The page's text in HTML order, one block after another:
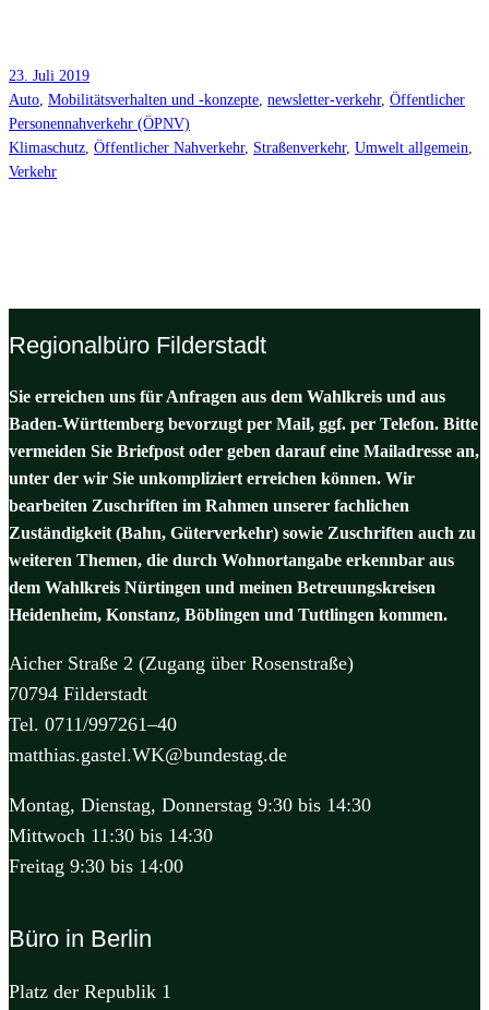
23. Juli 2019
Auto Mobilitätsverhalten und -konzepte newsletter-verkehr, Öffentlicher
Personennahverkehr (ÖPNV)
Klimaschutz Öffentlicher Nahverkehr, Straßenverkehr, Umwelt allgemein
Verkehr
Regionalbüro Filderstadt
Sie erreichen uns für Anfragen aus dem Wahlkreis und aus
Baden-Württemberg bevorzugt per Mail, ggf. per Telefon. Bitte
vermeiden Sie Briefpost oder geben darauf eine Mailadresse an,
unter der wir Sie unkompliziert erreichen können. Wir
bearbeiten Zuschriften im Rahmen unserer fachlichen
Zuständigkeit (Bahn, Güterverkehr) sowie Zuschriften auch zu
weiteren Themen, die durch Wohnortangabe erkennbar aus
dem Wahlkreis Nürtingen und meinen Betreuungskreisen
Heidenheim, Konstanz, Böblingen und Tuttlingen kommen.
Aicher Straße 2 (Zugang über Rosenstraße)
70794 Filderstadt
Tel. 0711/997261–40
matthias.gastel.WK@bundestag.de
Montag, Dienstag, Donnerstag 9:30 bis 14:30
Mittwoch 11:30 bis 14:30
Freitag 9:30 bis 14:00
Büro in Berlin
Platz der Republik 1